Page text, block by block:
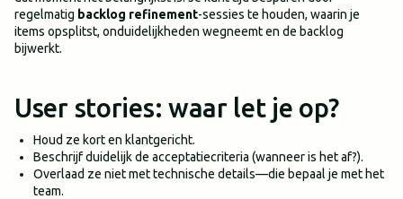
regelmatig backlog refinement-sessies te houden, waarin je
items opsplitst, onduidelijkheden wegneemt en de backlog
bijwerkt.
User stories: waar let je op?
Houd ze kort en klantgericht.
Beschrijf duidelijk de acceptatiecriteria (wanneer is het af?).
Overlaad ze niet met technische details—die bepaal je met het
team.